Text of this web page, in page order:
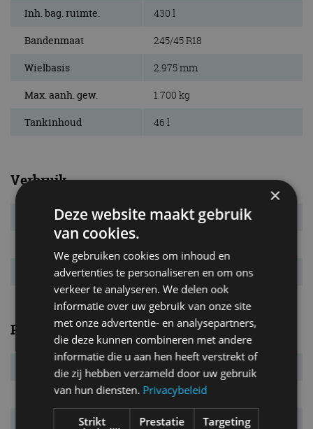
Inh. bag. ruimte. 430 l
Bandenmaat 245/45 R18
Wielbasis 2.975 mm
Max. aanh. gew. 1.700 kg
Tankinhoud 46 l
Verbruik
Verbr. gecomb. 1,5 l/100km
Energielabel A
Prestaties
Elek. actieradius 62 km
Systeemvermogen 215 kW (292 pk)
Systeemkoppel 420 Nm
×
Deze website maakt gebruik
van cookies.
We gebruiken cookies om inhoud en
advertenties te personaliseren en om ons
verkeer te analyseren. We delen ook
informatie over uw gebruik van onze site
met onze advertentie- en analysepartners,
die deze kunnen combineren met andere
informatie die u aan hen heeft verstrekt of
die zij hebben verzameld door uw gebruik
van hun diensten. Privacybeleid
Strikt
Prestatie Targeting